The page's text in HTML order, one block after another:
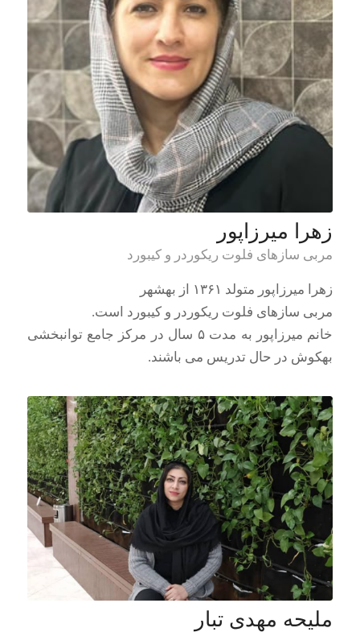
زهرا میرزاپور
مربی سازهای فلوت ریکوردر و کیبورد
زهرا میرزاپور متولد ۱۳۶۱ از بهشهر
مربی سازهای فلوت ریکوردر و کیبورد است.
خانم میرزاپور به مدت ۵ سال در مرکز جامع توانبخشی
بهکوش در حال تدریس می باشند.
ملیحه مهدی تبار